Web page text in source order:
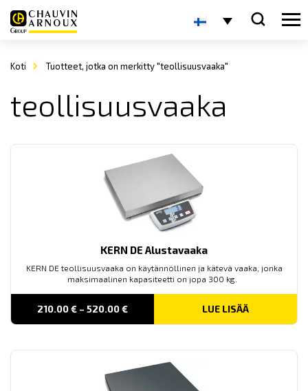
Koti Tuotteet, jotka on merkitty "teollisuusvaaka"
teollisuusvaaka
KERN DE Alustavaaka
KERN DE teollisuusvaaka on käytännöllinen ja kätevä vaaka, jonka
maksimaalinen kapasiteetti on jopa 300 kg.
210.00€ – 520.00€Price
210.00 €
LUE LISÄÄ